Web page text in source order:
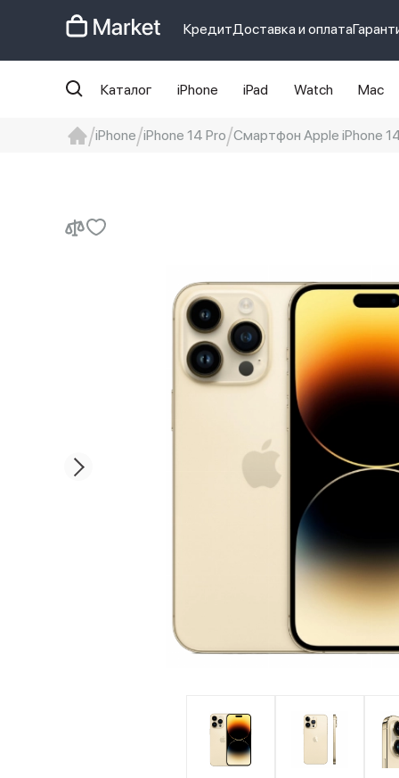
КредитДоставка и оплата
Каталог iPhone iPad Watch Mac
iPhone iPhone 14 Pro Смартфон Apple iPhone